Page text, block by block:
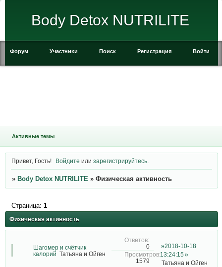
Body Detox NUTRILITE
Форум Участники Поиск Регистрация Войти
Активные темы
Привет, Гость! Войдите илизарегистрируйтесь
» Body Detox NUTRILITE » Физическая активность
Физическая активность
Страница: 1
Шагомер и счётчик
калорий Татьяна и Ойген
0
1579
2018-10-18
13:24:15
Татьяна и Ойген